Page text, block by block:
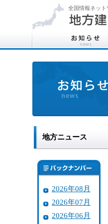
全国情報ネッ
地方ニュース
2026年08月
2026年07月
2026年06月